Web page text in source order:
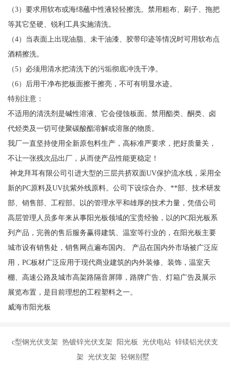
（3）要求用软布或海绵蘸中性液轻轻擦洗。禁用粗布、刷子、拖把
等其它坚硬、锐利工具实施清洗。
（4）当表面上出现油脂、未干油漆、胶带印迹等情况时可用软布点
酒精擦洗。
（5）必须用清水把清洗下的污垢彻底冲洗干净。
（6）后用干净布把板面擦干擦亮，不可有明显水迹。
特别注意：
不适用的清洗剂是碱性溶液、它会侵蚀板面。禁用酯类、酮类、卤
代烃类及一切可使聚碳酸酯溶解或溶胀的物质。
我厂一直坚持使用全新原包料生产，高标准严要求，把好质量关，
不让一张残次品出厂，从而使产品性能更稳定！
神龙拜耳有限公司引进大型的三层共挤双面UV保护流水线，采用全
新的PC原料及UV抗紫外线原料。公司下设综合办、**部、技术研发
部、销售部、工程部。以的管理水平和雄厚的技术力量，凭借公司
高层管理人员多年来从事阳光板领域的宝贵经验，以的PC阳光板系
列产品，完善的售后服务赢得建筑、温室等行业的，在阳光板主要
城市设有销售处，销售网点遍布国内。 产品在国内外市场被广泛应
用，PC板材广泛应用于现代商业建筑的内外装修、装饰，温室天
棚、高速公路及城市高架路隔音屏障，路牌广告、灯箱广告及展示
展览布置，是目前理想的工程塑料之一。
威海市阳光板
c型钢光伏支架 热镀锌光伏支架 阳光板 光伏电站 锌镁铝光伏支
架 光伏支架 轻钢别墅